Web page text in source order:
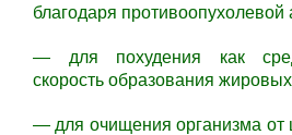
благодаря противоопухолевой
— для похудения как
скорость образования
— для очищения организма от